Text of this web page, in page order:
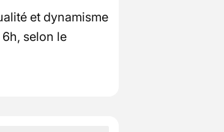
et dynamisme
selon le